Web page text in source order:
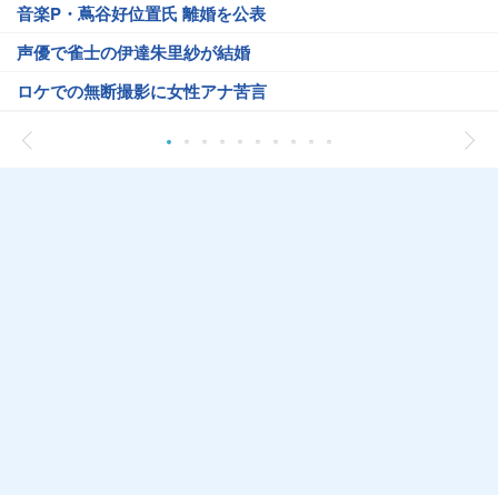
音楽P・蔦谷好位置氏 離婚を公表
声優で雀士の伊達朱里紗が結婚
ロケでの無断撮影に女性アナ苦言